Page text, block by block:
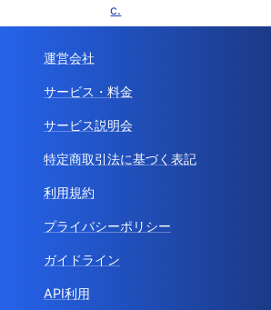
c.
運営会社
サービス・料金
サービス説明会
特定商取引法に基づく表記
利用規約
プライバシーポリシー
ガイドライン
API利用